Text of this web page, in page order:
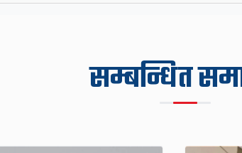
सम्बन्धित